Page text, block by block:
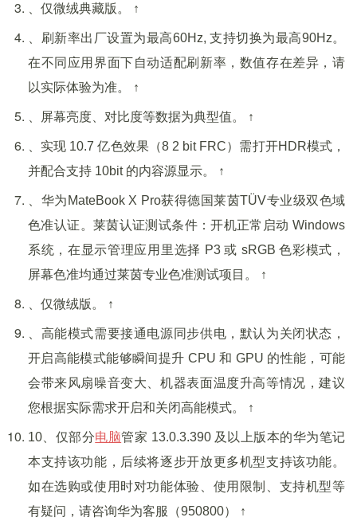
、仅微绒典藏版。 ↑
、刷新率出厂设置为最高60Hz, 支持切换为最高90Hz。
在不同应用界面下自动适配刷新率，数值存在差异，请
以实际体验为准。 ↑
、屏幕亮度、对比度等数据为典型值。 ↑
、实现 10.7 亿色效果（8 2 bit FRC）需打开HDR模式，
并配合支持 10bit 的内容源显示。 ↑
、华为MateBook X Pro获得德国莱茵TÜV专业级双色域
色准认证。莱茵认证测试条件：开机正常启动 Windows
系统，在显示管理应用里选择 P3 或 sRGB 色彩模式，
屏幕色准均通过莱茵专业色准测试项目。 ↑
、仅微绒版。 ↑
、高能模式需要接通电源同步供电，默认为关闭状态，
开启高能模式能够瞬间提升 CPU 和 GPU 的性能，可能
会带来风扇噪音变大、机器表面温度升高等情况，建议
您根据实际需求开启和关闭高能模式。 ↑
10、仅部分电脑管家 13.0.3.390 及以上版本的华为笔记
本支持该功能，后续将逐步开放更多机型支持该功能。
如在选购或使用时对功能体验、使用限制、支持机型等
有疑问，请咨询华为客服（950800） ↑